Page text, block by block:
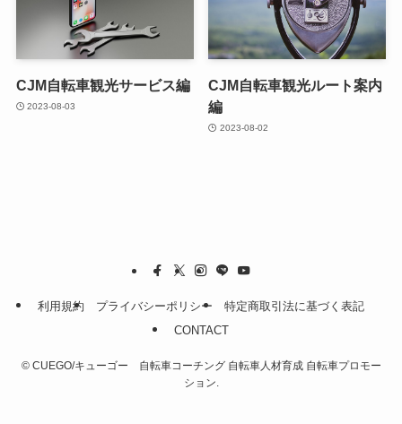
CJM自転車観光サービス編
2023-08-03
CJM自転車観光ルート案内
編
2023-08-02
利用規約 プライバシーポリシー
特定商取引法に基づく表記
CONTACT
©CUEGO/キューゴー 自転車コーチング 自転車人材育成 自転車プロモー
ション.